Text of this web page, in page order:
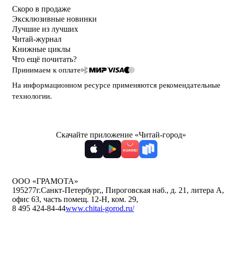
Скоро в продаже
Эксклюзивные новинки
Лучшие из лучших
Читай-журнал
Книжные циклы
Что ещё почитать?
Принимаем к оплате
На информационном ресурсе применяются рекомендательные
технологии.
Скачайте приложение «Читай-город»
ООО «ГРАМОТА»
195277г.Санкт-Петербург,, Пироговская наб., д. 21, литера А,
офис 63, часть помещ. 12-Н, ком. 29,
8 495 424-84-44www.chitai-gorod.ru/